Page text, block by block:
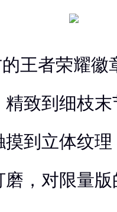
王者荣耀徽
致到细枝
到立体纹
磨，对限量